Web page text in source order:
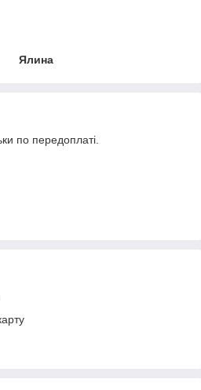
Ялина
по передоплаті.